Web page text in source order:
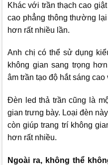
Khác với trần thạch cao
cao phẳng thông thường
hơn rất nhiều lần.
Anh chị có thể sử dụng
không gian sang trọng
âm trần tạo độ hắt sáng cao
Đèn led thả trần cũng là
gian trưng bày. Loại đèn
còn giúp trang trí không
hơn rất nhiều.
Ngoài ra, không thể